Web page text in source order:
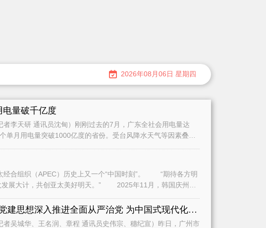
2026年08月06日 星期四
电量破千亿度
李天研 通讯员沈甸）刚刚过去的7月，广东全社会用电量达
单月用电量突破1000亿度的省份。受台风降水天气等因素叠加
（APEC）历史上又一个“中国时刻”。 “期待各方明
创亚太美好明天。” 2025年11月，韩国庆州，
全面学习贯彻习近平党建思想深入推进全面从严治党 为中国式现代化广州实践提供坚强保障
城华、王名润、章程 通讯员史伟宗、穗纪宣）昨日，广州市